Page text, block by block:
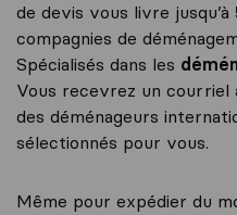
de devis vous livre
compagnies de
Spécialisés dans les
Vous recevrez un courriel
des déménageurs
sélectionnés pour vous.
Même pour expédier du